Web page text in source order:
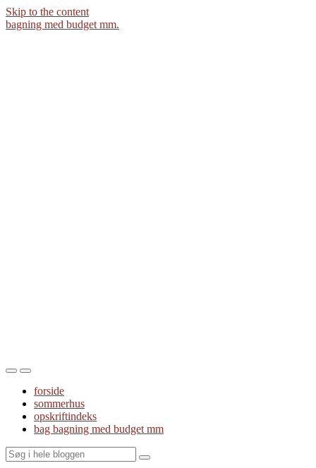
Skip to the content
bagning med budget mm.
Toggle
mobile
menu
Toggle
the
search
field
forside
sommerhus
opskriftindeks
bag bagning med budget mm
Search